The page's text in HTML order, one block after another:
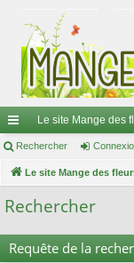
ac
co
ur
s
Le site Mange des
Rechercher
Le site Mange des
Rechercher
Requête de la